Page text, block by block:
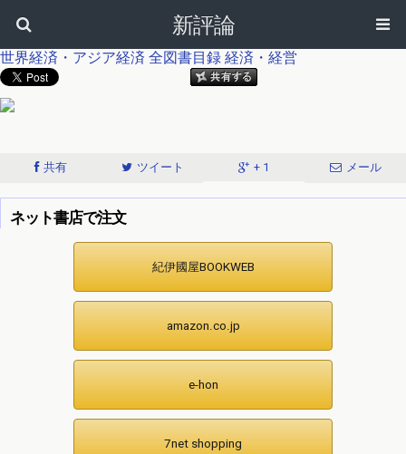
新評論
世界経済・アジア経済 全図書目録 経済・経営
共有 ツイート + 1 メール
ネット書店で注文
紀伊國屋BOOKWEB
amazon.co.jp
e-hon
7net shopping